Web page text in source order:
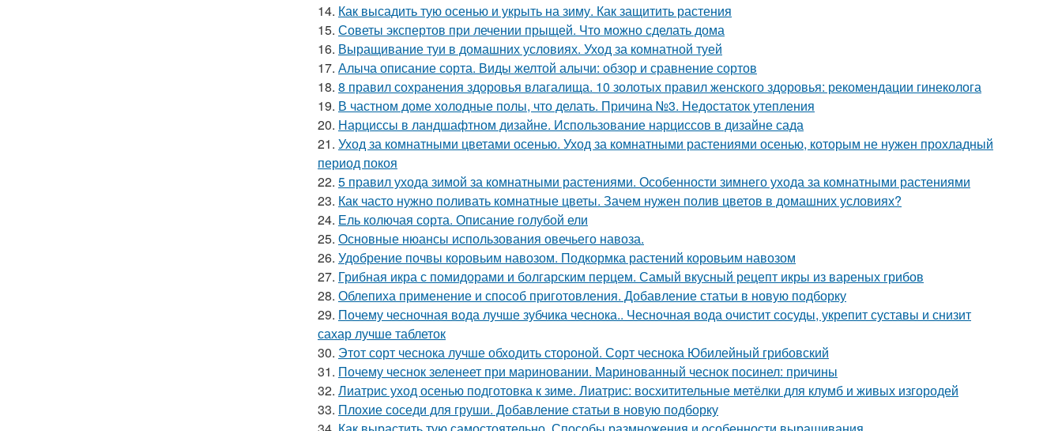
14. Как высадить тую осенью и укрыть на зиму. Как защитить растения
15. Советы экспертов при лечении прыщей. Что можно сделать дома
16. Выращивание туи в домашних условиях. Уход за комнатной туей
17. Алыча описание сорта. Виды желтой алычи: обзор и сравнение сортов
18. 8 правил сохранения здоровья влагалища. 10 золотых правил женского здоровья: рекомендации гинеколога
19. В частном доме холодные полы, что делать. Причина №3. Недостаток утепления
20. Нарциссы в ландшафтном дизайне. Использование нарциссов в дизайне сада
21. Уход за комнатными цветами осенью. Уход за комнатными растениями осенью, которым не нужен прохладный
период покоя
22. 5 правил ухода зимой за комнатными растениями. Особенности зимнего ухода за комнатными растениями
23. Как часто нужно поливать комнатные цветы. Зачем нужен полив цветов в домашних условиях?
24. Ель колючая сорта. Описание голубой ели
25. Основные нюансы использования овечьего навоза.
26. Удобрение почвы коровьим навозом. Подкормка растений коровьим навозом
27. Грибная икра с помидорами и болгарским перцем. Самый вкусный рецепт икры из вареных грибов
28. Облепиха применение и способ приготовления. Добавление статьи в новую подборку
29. Почему чесночная вода лучше зубчика чеснока.. Чесночная вода очистит сосуды, укрепит суставы и снизит
сахар лучше таблеток
30. Этот сорт чеснока лучше обходить стороной. Сорт чеснока Юбилейный грибовский
31. Почему чеснок зеленеет при мариновании. Маринованный чеснок посинел: причины
32. Лиатрис уход осенью подготовка к зиме. Лиатрис: восхитительные метёлки для клумб и живых изгородей
33. Плохие соседи для груши. Добавление статьи в новую подборку